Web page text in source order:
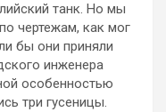
танк. Но мы
чертежам, как мог
бы они приняли
инженера
особенностью
три гусеницы.